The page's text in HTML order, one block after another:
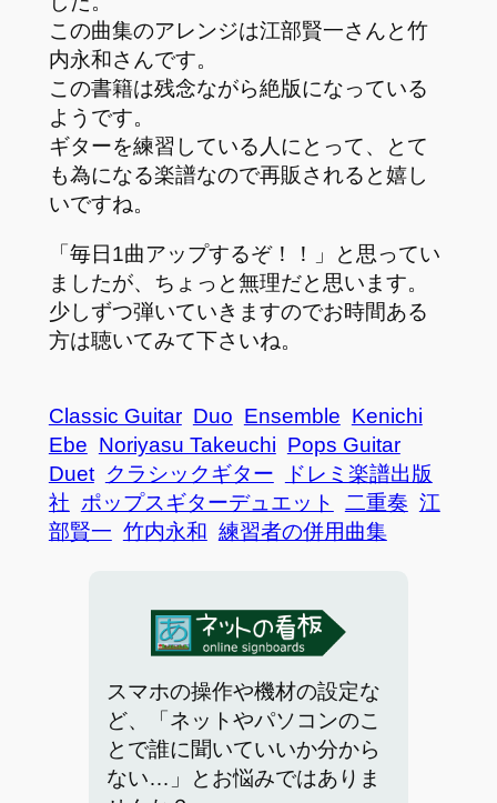
この曲集のアレンジは江部賢一さんと竹
内永和さんです。
この書籍は残念ながら絶版になっている
ようです。
ギターを練習している人にとって、とて
も為になる楽譜なので再販されると嬉し
いですね。
「毎日1曲アップするぞ！！」と思ってい
ましたが、ちょっと無理だと思います。
少しずつ弾いていきますのでお時間ある
方は聴いてみて下さいね。
Classic Guitar Duo Ensemble Kenichi
Ebe Noriyasu Takeuchi Pops Guitar
Duet クラシックギター
ドレミ楽譜出版
社 ポップスギターデュエット 二重奏 江
部賢一 竹内永和 練習者の併用曲集
スマホの操作や機材の設定な
ど、「ネットやパソコンのこ
とで誰に聞いていいか分から
ない…」とお悩みではありま